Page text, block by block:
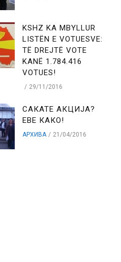
KSHZ KA MBYLLUR
LISTËN E VOTUESVE:
TË DREJTË VOTE
KANË 1.784.416
VOTUES!
29/11/2016
САКАТЕ АКЦИЈА?
ЕВЕ КАКО!
АРХИВА 21/04/2016